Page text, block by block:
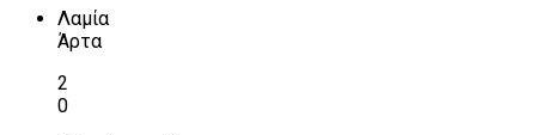
Λαμία
Άρτα
2
0